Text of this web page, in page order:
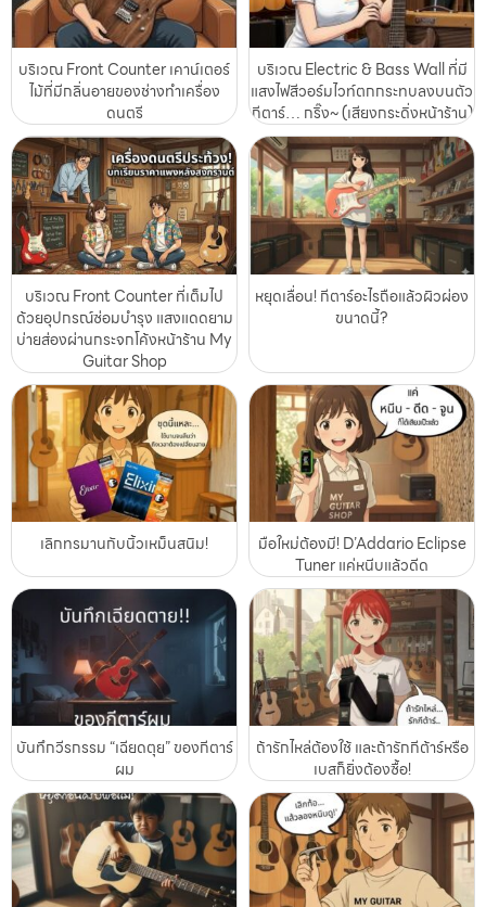
บริเวณ Front Counter เคาน์เตอร์
ไม้ที่มีกลิ่นอายของช่างทำเครื่อง
ดนตรี
บริเวณ Electric & Bass Wall ที่มี
แสงไฟสีวอร์มไวท์ตกกระทบลงบนตัว
กีตาร์… กริ๊ง~ (เสียงกระดิ่งหน้าร้าน)
บริเวณ Front Counter ที่เต็มไป
ด้วยอุปกรณ์ซ่อมบำรุง แสงแดดยาม
บ่ายส่องผ่านกระจกโค้งหน้าร้าน My
Guitar Shop
หยุดเลื่อน! กีตาร์อะไรถือแล้วผิวผ่อง
ขนาดนี้?
เลิกทรมานกับนิ้วเหม็นสนิม!
มือใหม่ต้องมี! D’Addario Eclipse
Tuner แค่หนีบแล้วดีด
บันทึกวีรกรรม “เฉียดตุย” ของกีตาร์
ผม
ถ้ารักไหล่ต้องใช้ และถ้ารักกีต้าร์หรือ
เบสก็ยิ่งต้องซื้อ!